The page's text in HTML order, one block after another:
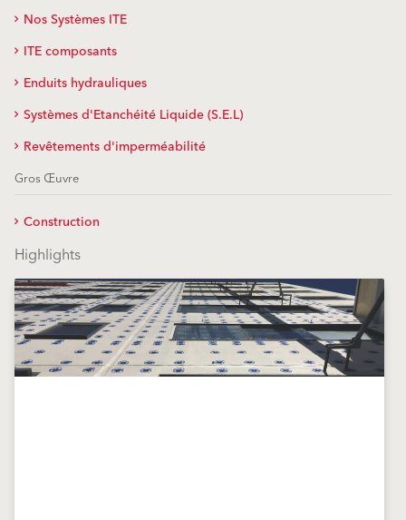
Nos Systèmes ITE
ITE composants
Enduits hydrauliques
Systèmes d'Etanchéité Liquide (S.E.L)
Revêtements d'imperméabilité
Gros Œuvre
Construction
Highlights